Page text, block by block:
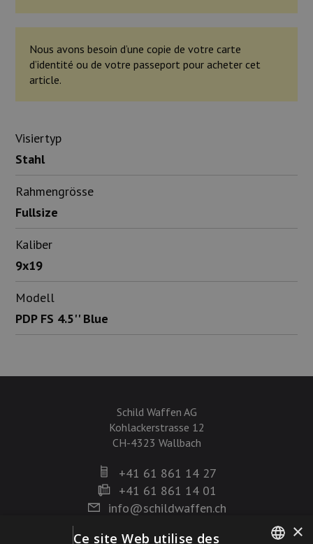
Nous avons besoin d’une copie de votre carte
d’identité ou de votre passeport pour acheter cet
article.
Visiertyp
Stahl
Rahmengrösse
Fullsize
Kaliber
9x19
Modell
PDP FS 4.5'' Blue
Schild Waffen AG
Kohlackerstrasse 12
CH-4323 Wallbach
+41 61 861 14 27
+41 61 861 14 01
info@schildwaffen.ch
×
Ce site Web utilise des